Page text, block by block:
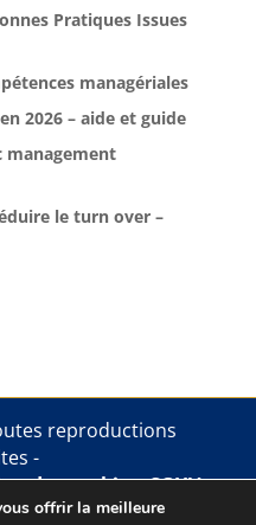
Pratiques Issues
managériales
2026 – aide et guide
le turn over –
reproductions
-
des cookies.CGUV
offrir la meilleure